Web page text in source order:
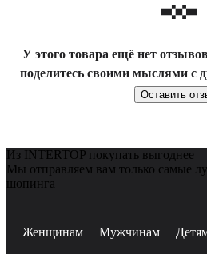
У этого товара ещё нет
поделитесь своими мыслями с
Оставить
Из INTERTOP покупать выгоднее
Мы отправляем вам только самые
шопинга
Женщинам Мужчинам